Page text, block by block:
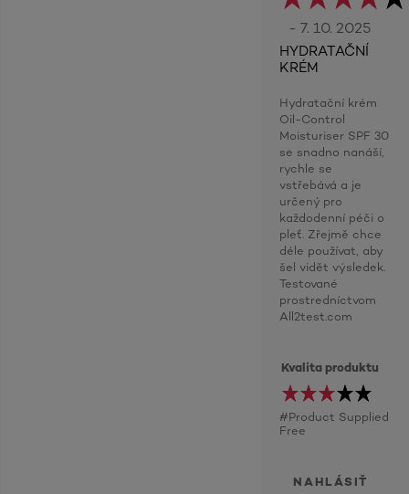
- 7. 10. 2025
HYDRATAČNÍ
KRÉM
Hydratační krém
Oil-Control
Moisturiser SPF 30
se snadno nanáší,
rychle se
vstřebává a je
určený pro
každodenní péči o
pleť. Zřejmě chce
déle používat, aby
šel vidět výsledek.
Testované
prostredníctvom
All2test.com
Kvalita produktu
#Product Supplied
Free
NAHLÁSIŤ